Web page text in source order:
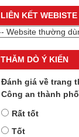
LIÊN KẾT WEBISTE
THĂM DÒ Ý KIẾN
Đánh giá về trang
Công an thành
Rất tốt
Tốt